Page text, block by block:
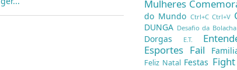
Mulheres
do Mundo Ctrl+C Ctrl+V
DUNGA Desafio da Bolacha
Dorgas E.T.
Esportes Fail
Feliz Natal Festas Fight